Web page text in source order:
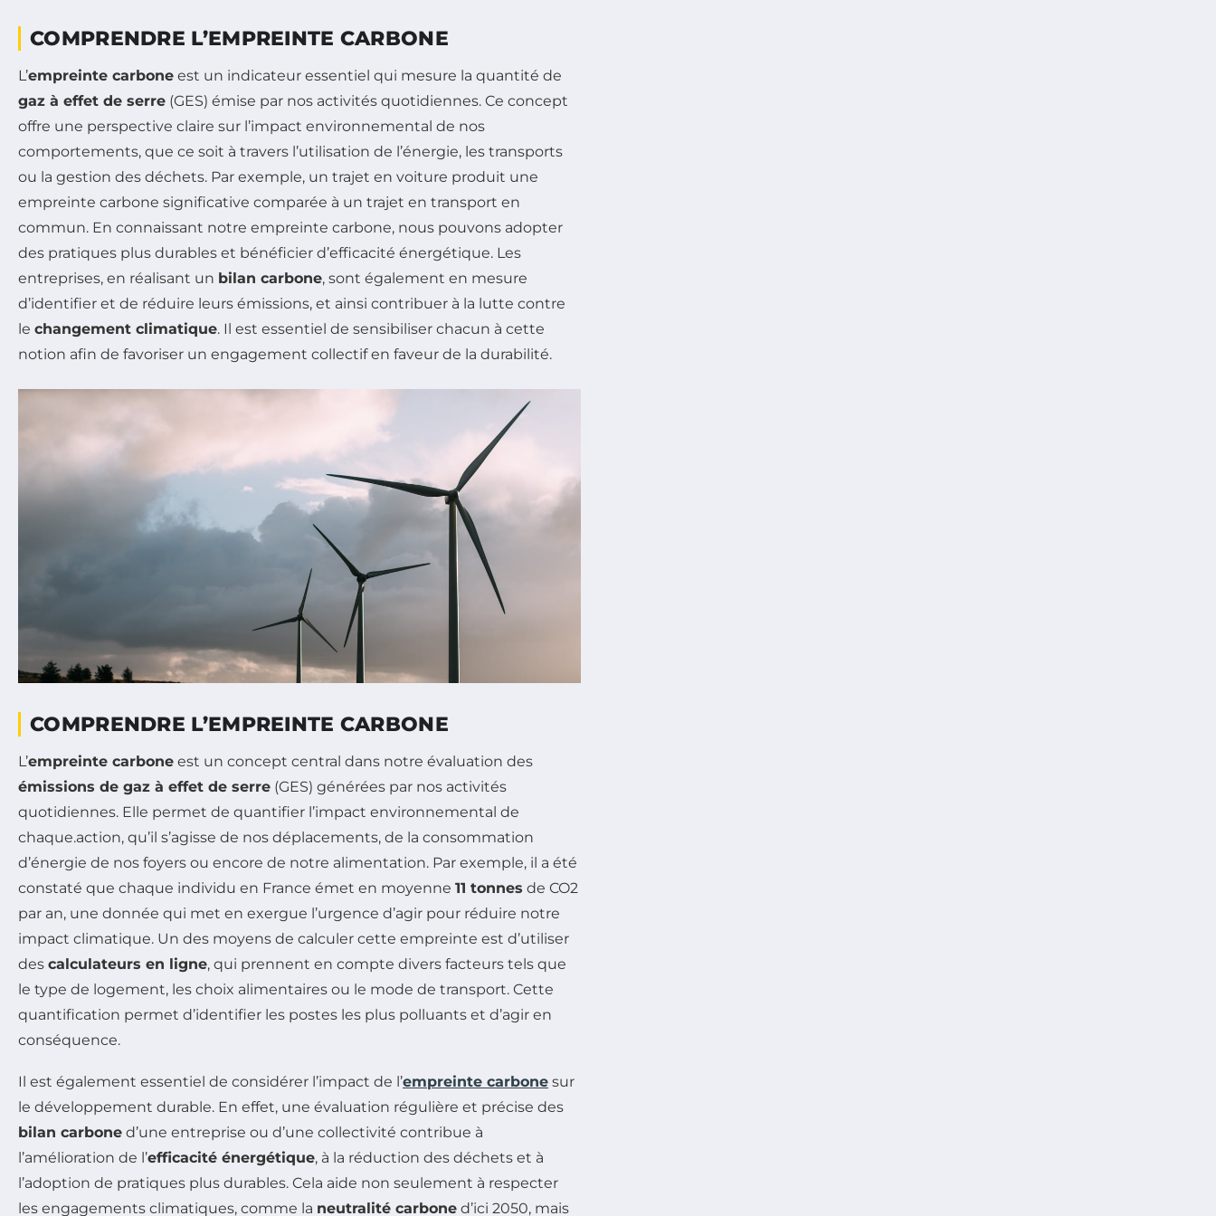
COMPRENDRE L’EMPREINTE CARBONE
L’empreinte carbone est un indicateur essentiel qui mesure la quantité de
gaz à effet de serre (GES) émise par nos activités quotidiennes. Ce concept
offre une perspective claire sur l’impact environnemental de nos
comportements, que ce soit à travers l’utilisation de l’énergie, les transports
ou la gestion des déchets. Par exemple, un trajet en voiture produit une
empreinte carbone significative comparée à un trajet en transport en
commun. En connaissant notre empreinte carbone, nous pouvons adopter
des pratiques plus durables et bénéficier d’efficacité énergétique. Les
entreprises, en réalisant un bilan carbone, sont également en mesure
d’identifier et de réduire leurs émissions, et ainsi contribuer à la lutte contre
le changement climatique. Il est essentiel de sensibiliser chacun à cette
notion afin de favoriser un engagement collectif en faveur de la durabilité.
COMPRENDRE L’EMPREINTE CARBONE
L’empreinte carbone est un concept central dans notre évaluation des
émissions de gaz à effet de serre (GES) générées par nos activités
quotidiennes. Elle permet de quantifier l’impact environnemental de
chaque.action, qu’il s’agisse de nos déplacements, de la consommation
d’énergie de nos foyers ou encore de notre alimentation. Par exemple, il a été
constaté que chaque individu en France émet en moyenne 11 tonnes de CO2
par an, une donnée qui met en exergue l’urgence d’agir pour réduire notre
impact climatique. Un des moyens de calculer cette empreinte est d’utiliser
des calculateurs en ligne, qui prennent en compte divers facteurs tels que
le type de logement, les choix alimentaires ou le mode de transport. Cette
quantification permet d’identifier les postes les plus polluants et d’agir en
conséquence.
Il est également essentiel de considérer l’impact de l’empreinte carbone sur
le développement durable. En effet, une évaluation régulière et précise des
bilan carbone d’une entreprise ou d’une collectivité contribue à
l’amélioration de l’efficacité énergétique, à la réduction des déchets et à
l’adoption de pratiques plus durables. Cela aide non seulement à respecter
les engagements climatiques, comme la neutralité carbone d’ici 2050, mais